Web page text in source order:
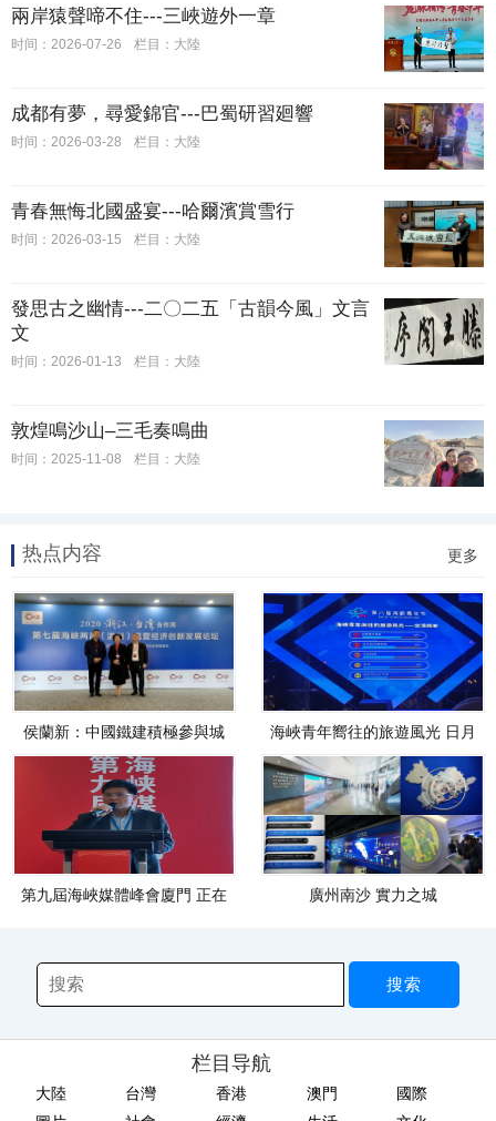
兩岸猿聲啼不住---三峽遊外一章
时间：2026-07-26 栏目：大陸
成都有夢，尋愛錦官---巴蜀研習廻響
时间：2026-03-28 栏目：大陸
​青春無悔北國盛宴---哈爾濱賞雪行
时间：2026-03-15 栏目：大陸
發思古之幽情---二〇二五「古韻今風」文言
文
时间：2026-01-13 栏目：大陸
敦煌鳴沙山–三毛奏鳴曲
时间：2025-11-08 栏目：大陸
热点内容 更多
侯蘭新：中國鐵建積極參與城
海峽青年嚮往的旅遊風光 日月
第九屆海峽媒體峰會廈門 正在
廣州南沙 實力之城
栏目导航
大陸 台灣 香港 澳門
國際